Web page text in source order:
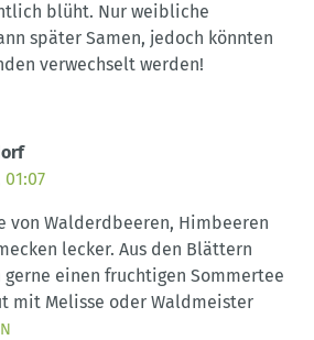
blüht. Nur weibliche
später Samen, jedoch könnten
verwechselt werden!
01:07
von Walderdbeeren, Himbeeren
lecker. Aus den Blättern
einen fruchtigen Sommertee
mit Melisse oder Waldmeister